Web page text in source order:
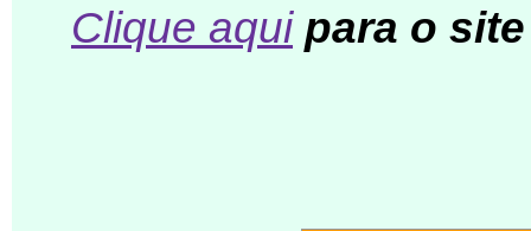
Clique aqui para o